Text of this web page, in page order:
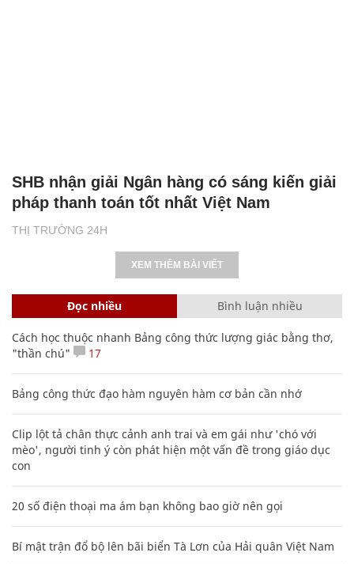
THỊ TRƯỜNG 24H
SHB nhận giải Ngân hàng có sáng kiến giải
pháp thanh toán tốt nhất Việt Nam
XEM THÊM BÀI VIẾT
Đọc nhiều Bình luận nhiều
Cách học thuộc nhanh Bảng công thức lượng giác bằng thơ,
"thần chú"
17
Bảng công thức đạo hàm nguyên hàm cơ bản cần nhớ
Clip lột tả chân thực cảnh anh trai và em gái như 'chó với
mèo', người tinh ý còn phát hiện một vấn đề trong giáo dục
con
20 số điện thoại ma ám bạn không bao giờ nên gọi
Bí mật trận đổ bộ lên bãi biển Tà Lơn của Hải quân Việt Nam